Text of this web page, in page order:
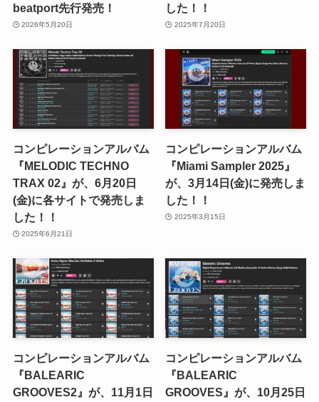
beatport先行発売！
2026年5月20日
した！！
2025年7月20日
コンピレーションアルバム
『MELODIC TECHNO
TRAX 02』が、6月20日
(金)に各サイトで発売しま
した！！
2025年6月21日
コンピレーションアルバム
『Miami Sampler 2025』
が、3月14日(金)に発売しま
した！！
2025年3月15日
コンピレーションアルバム
『BALEARIC
GROOVES2』が、11月1日
コンピレーションアルバム
『BALEARIC
GROOVES』が、10月25日